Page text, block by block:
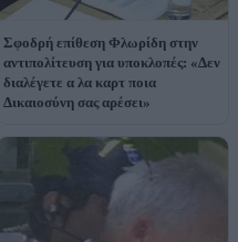
Σφοδρή επίθεση Φλωρίδη στην
αντιπολίτευση για υποκλοπές: «Δεν
διαλέγετε α λα καρτ ποια
Δικαιοσύνη σας αρέσει»